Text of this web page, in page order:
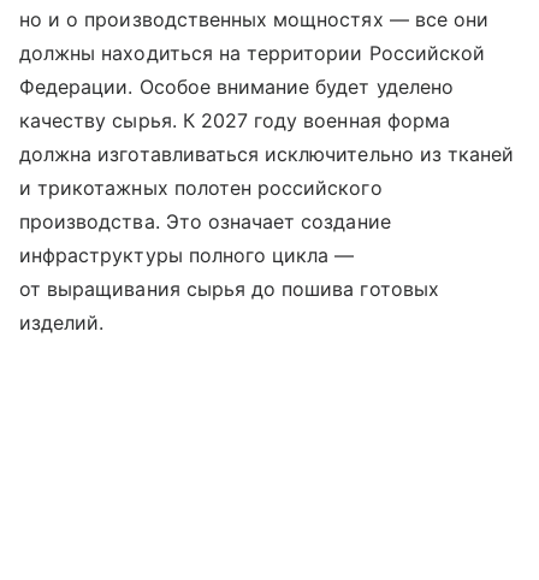
но и о производственных мощностях — все они
должны находиться на территории Российской
Федерации. Особое внимание будет уделено
качеству сырья. К 2027 году военная форма
должна изготавливаться исключительно из тканей
и трикотажных полотен российского
производства. Это означает создание
инфраструктуры полного цикла —
от выращивания сырья до пошива готовых
изделий.